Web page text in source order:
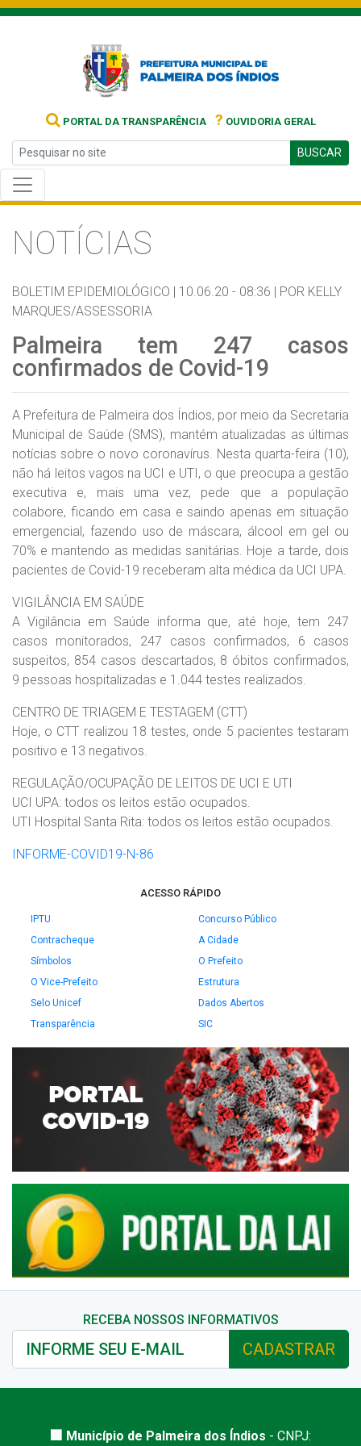
PORTAL DA TRANSPARÊNCIA ? OUVIDORIA GERAL
BUSCAR
NOTÍCIAS
BOLETIM EPIDEMIOLÓGICO | 10.06.20 - 08:36 | POR KELLY
MARQUES/ASSESSORIA
Palmeira tem 247 casos
confirmados de Covid-19
A Prefeitura de Palmeira dos Índios, por meio da Secretaria
Municipal de Saúde (SMS), mantém atualizadas as últimas
notícias sobre o novo coronavírus. Nesta quarta-feira (10),
não há leitos vagos na UCI e UTI, o que preocupa a gestão
executiva e, mais uma vez, pede que a população
colabore, ficando em casa e saindo apenas em situação
emergencial, fazendo uso de máscara, álcool em gel ou
70% e mantendo as medidas sanitárias. Hoje a tarde, dois
pacientes de Covid-19 receberam alta médica da UCI UPA.
VIGILÂNCIA EM SAÚDE
A Vigilância em Saúde informa que, até hoje, tem 247
casos monitorados, 247 casos confirmados, 6 casos
suspeitos, 854 casos descartados, 8 óbitos confirmados,
9 pessoas hospitalizadas e 1.044 testes realizados.
CENTRO DE TRIAGEM E TESTAGEM (CTT)
Hoje, o CTT realizou 18 testes, onde 5 pacientes testaram
positivo e 13 negativos.
REGULAÇÃO/OCUPAÇÃO DE LEITOS DE UCI E UTI
UCI UPA: todos os leitos estão ocupados.
UTI Hospital Santa Rita: todos os leitos estão ocupados.
INFORME-COVID19-N-86
ACESSO RÁPIDO
IPTU
Concurso Público
Contracheque
A Cidade
Símbolos
O Prefeito
O Vice-Prefeito
Estrutura
Selo Unicef
Dados Abertos
Transparência
SIC
RECEBA NOSSOS INFORMATIVOS
CADASTRAR
🏢 Município de Palmeira dos Índios - CNPJ: